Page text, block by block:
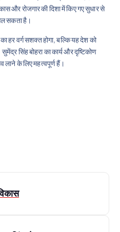
और रोजगार की दिशा में किए गए सुधार से
सकता है।
हर वर्ग सशक्त होगा, बल्कि यह देश को
सिंह बोहरा का कार्य और दृष्टिकोण
लाने के लिए महत्वपूर्ण हैं।